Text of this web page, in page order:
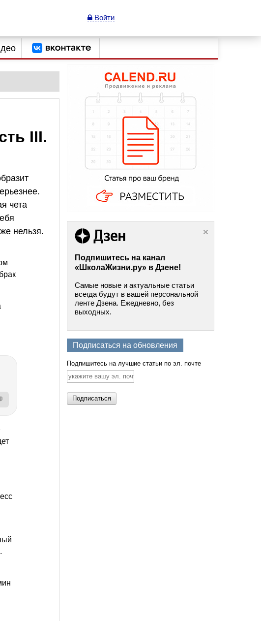
Войти
III.
чета
нельзя.
Подпишитесь на канал
«ШколаЖизни.ру» в Дзене!
Самые новые и актуальные статьи
всегда будут в вашей персональной
ленте Дзена. Ежедневно, без
выходных.
Подписаться на обновления
Подпишитесь на лучшие статьи по эл. почте